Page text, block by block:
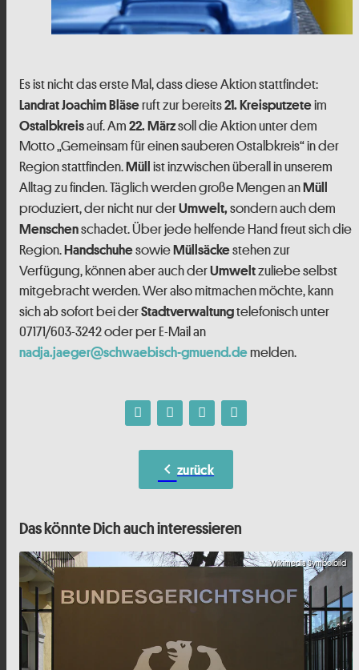
Es ist nicht das erste Mal, dass diese Aktion stattfindet:
Landrat Joachim Bläseruft zur bereits21. Kreisputzeteim
Ostalbkreisauf. Am 22. Märzsoll die Aktion unter dem
Motto „Gemeinsam für einen sauberen Ostalbkreis“ in der
Region stattfinden.Müll ist inzwischen überall in unserem
Alltag zu finden. Täglich werden große Mengen anMüll
produziert, der nicht nur derUmwelt,sondern auch dem
Menschenschadet. Über jede helfende Hand freut sich die
Region.HandschuhesowieMüllsäckestehen zur
Verfügung, können aber auch derUmweltzuliebe selbst
mitgebracht werden. Wer also mitmachen möchte, kann
sich ab sofort bei derStadtverwaltungtelefonisch unter
07171/603-3242 oder per E-Mail an
nadja.jaeger@schwaebisch-gmuend.demelden.
chevron_left zurück
Das könnte Dich auch interessieren
Wikimedia Symbolbild